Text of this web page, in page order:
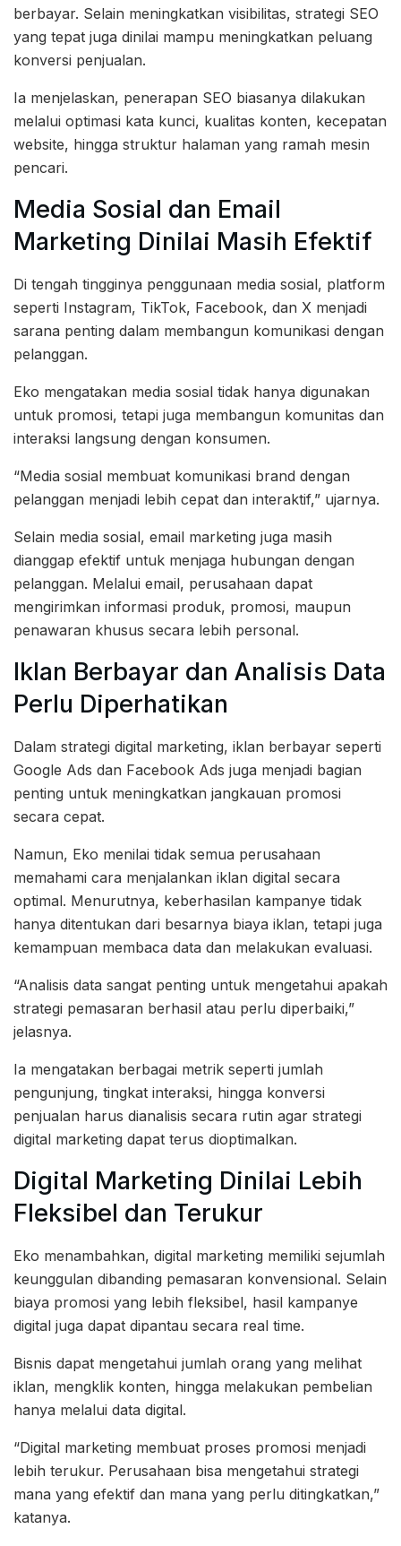
berbayar. Selain meningkatkan visibilitas, strategi SEO
yang tepat juga dinilai mampu meningkatkan peluang
konversi penjualan.
Ia menjelaskan, penerapan SEO biasanya dilakukan
melalui optimasi kata kunci, kualitas konten, kecepatan
website, hingga struktur halaman yang ramah mesin
pencari.
Media Sosial dan Email
Marketing Dinilai Masih Efektif
Di tengah tingginya penggunaan media sosial, platform
seperti Instagram, TikTok, Facebook, dan X menjadi
sarana penting dalam membangun komunikasi dengan
pelanggan.
Eko mengatakan media sosial tidak hanya digunakan
untuk promosi, tetapi juga membangun komunitas dan
interaksi langsung dengan konsumen.
“Media sosial membuat komunikasi brand dengan
pelanggan menjadi lebih cepat dan interaktif,” ujarnya.
Selain media sosial, email marketing juga masih
dianggap efektif untuk menjaga hubungan dengan
pelanggan. Melalui email, perusahaan dapat
mengirimkan informasi produk, promosi, maupun
penawaran khusus secara lebih personal.
Iklan Berbayar dan Analisis Data
Perlu Diperhatikan
Dalam strategi digital marketing, iklan berbayar seperti
Google Ads dan Facebook Ads juga menjadi bagian
penting untuk meningkatkan jangkauan promosi
secara cepat.
Namun, Eko menilai tidak semua perusahaan
memahami cara menjalankan iklan digital secara
optimal. Menurutnya, keberhasilan kampanye tidak
hanya ditentukan dari besarnya biaya iklan, tetapi juga
kemampuan membaca data dan melakukan evaluasi.
“Analisis data sangat penting untuk mengetahui apakah
strategi pemasaran berhasil atau perlu diperbaiki,”
jelasnya.
Ia mengatakan berbagai metrik seperti jumlah
pengunjung, tingkat interaksi, hingga konversi
penjualan harus dianalisis secara rutin agar strategi
digital marketing dapat terus dioptimalkan.
Digital Marketing Dinilai Lebih
Fleksibel dan Terukur
Eko menambahkan, digital marketing memiliki sejumlah
keunggulan dibanding pemasaran konvensional. Selain
biaya promosi yang lebih fleksibel, hasil kampanye
digital juga dapat dipantau secara real time.
Bisnis dapat mengetahui jumlah orang yang melihat
iklan, mengklik konten, hingga melakukan pembelian
hanya melalui data digital.
“Digital marketing membuat proses promosi menjadi
lebih terukur. Perusahaan bisa mengetahui strategi
mana yang efektif dan mana yang perlu ditingkatkan,”
katanya.